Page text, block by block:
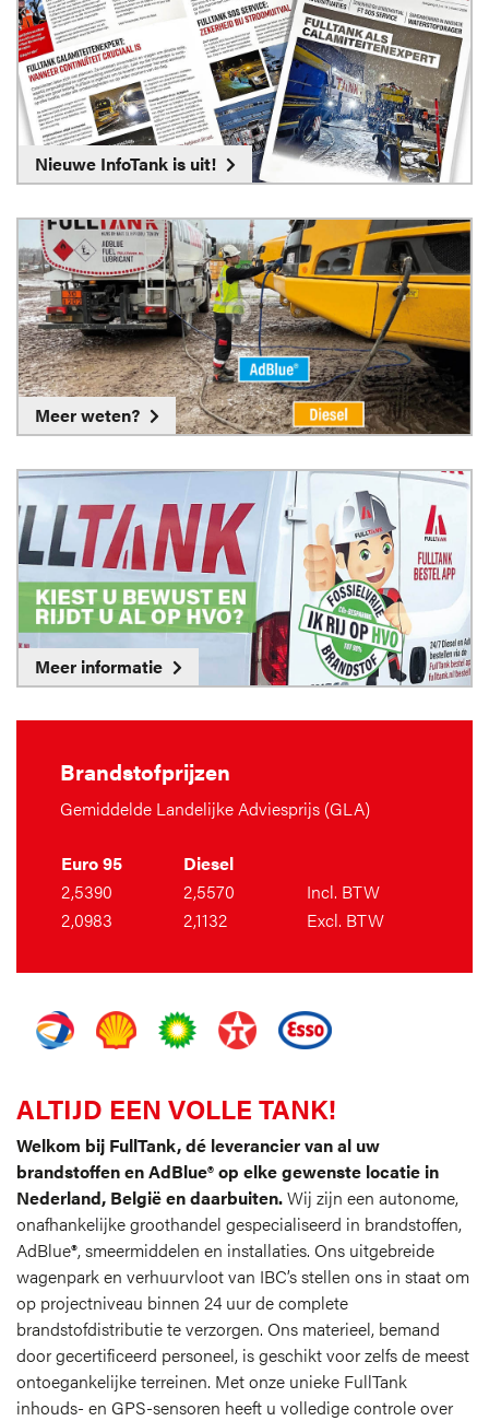
Nieuwe InfoTank is uit!
Meer weten?
Meer informatie
Brandstofprijzen
Gemiddelde Landelijke Adviesprijs (GLA)
Euro 95
Diesel
2,5390
2,5570
Incl. BTW
2,0983
2,1132 Excl. BTW
ALTIJD EEN VOLLE TANK!
Welkom bij FullTank, dé leverancier van al uw
brandstoffen en AdBlue® op elke gewenste locatie in
Nederland, België en daarbuiten.Wij zijn een autonome,
onafhankelijke groothandel gespecialiseerd in brandstoffen,
AdBlue®, smeermiddelen en installaties. Ons uitgebreide
wagenpark en verhuurvloot van IBC’s stellen ons in staat om
op projectniveau binnen 24 uur de complete
brandstofdistributie te verzorgen. Ons materieel, bemand
door gecertificeerd personeel, is geschikt voor zelfs de meest
ontoegankelijke terreinen. Met onze unieke FullTank
inhouds- en GPS-sensoren heeft u volledige controle over